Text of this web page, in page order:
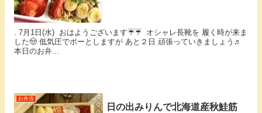
. 7月1日(水) ⁡ おはようございます☔️☔️ ⁡ オシャレ長靴を 履く時が来ま
した🤠 低気圧でボーとしますが あと２日 頑張っていきましょう♬ ⁡
本日のお弁...
お弁当
日の出みりんで北海道産秋鮭筋